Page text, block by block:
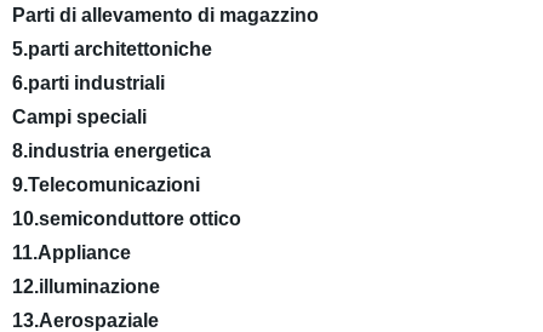
Parti di allevamento di magazzino
5.parti architettoniche
6.parti industriali
Campi speciali
8.industria energetica
9.Telecomunicazioni
10.semiconduttore ottico
11.Appliance
12.illuminazione
13.Aerospaziale